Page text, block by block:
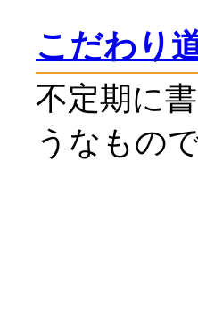
こだわり
不定期に
うなもの